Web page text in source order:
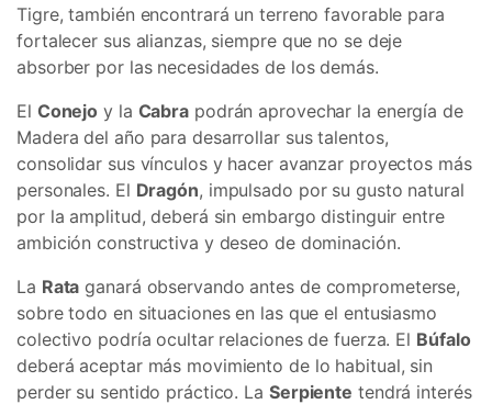
Tigre, también encontrará un terreno favorable para
fortalecer sus alianzas, siempre que no se deje
absorber por las necesidades de los demás.
El Conejo y la Cabra podrán aprovechar la energía de
Madera del año para desarrollar sus talentos,
consolidar sus vínculos y hacer avanzar proyectos más
personales. El Dragón, impulsado por su gusto natural
por la amplitud, deberá sin embargo distinguir entre
ambición constructiva y deseo de dominación.
La Rata ganará observando antes de comprometerse,
sobre todo en situaciones en las que el entusiasmo
colectivo podría ocultar relaciones de fuerza. El Búfalo
deberá aceptar más movimiento de lo habitual, sin
perder su sentido práctico. La Serpiente tendrá interés